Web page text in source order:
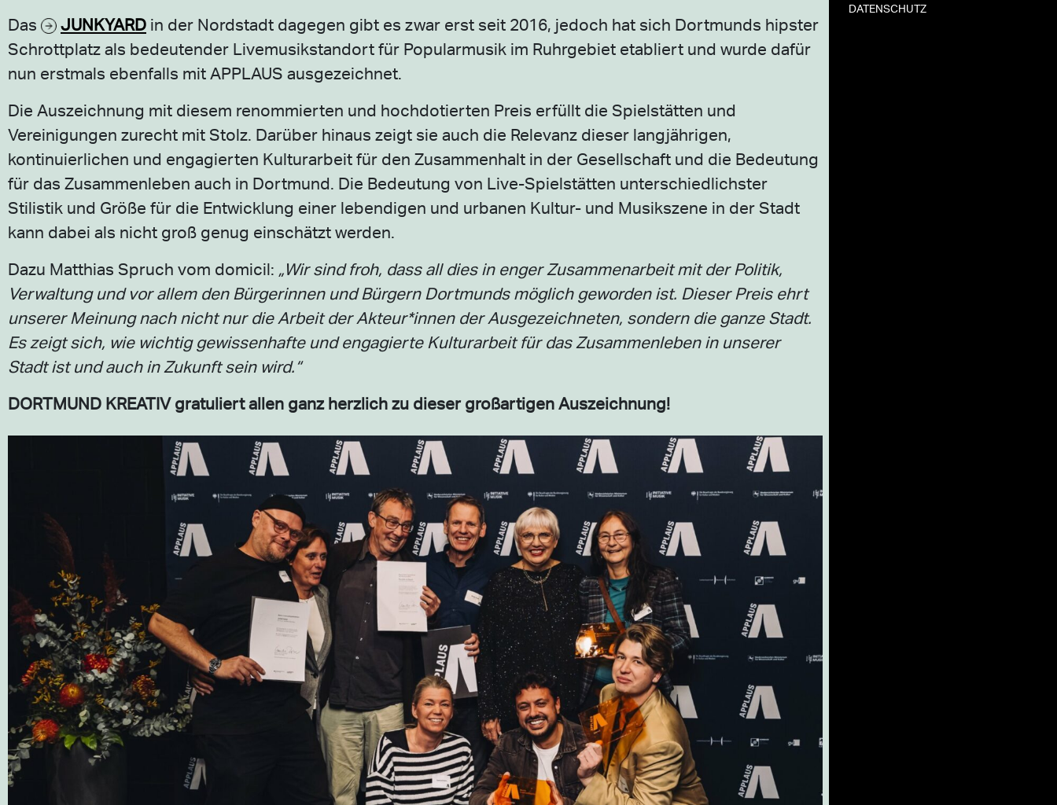
DATENSCHUTZ
Das
JUNKYARD in der Nordstadt dagegen gibt es zwar erst seit 2016, jedoch hat sich Dortmunds hipster
Schrottplatz als bedeutender Livemusikstandort für Popularmusik im Ruhrgebiet etabliert und wurde dafür
nun erstmals ebenfalls mit APPLAUS ausgezeichnet.
Die Auszeichnung mit diesem renommierten und hochdotierten Preis erfüllt die Spielstätten und
Vereinigungen zurecht mit Stolz. Darüber hinaus zeigt sie auch die Relevanz dieser langjährigen,
kontinuierlichen und engagierten Kulturarbeit für den Zusammenhalt in der Gesellschaft und die Bedeutung
für das Zusammenleben auch in Dortmund. Die Bedeutung von Live-Spielstätten unterschiedlichster
Stilistik und Größe für die Entwicklung einer lebendigen und urbanen Kultur- und Musikszene in der Stadt
kann dabei als nicht groß genug einschätzt werden.
Dazu Matthias Spruch vom domicil: „Wir sind froh, dass all dies in enger Zusammenarbeit mit der Politik,
Verwaltung und vor allem den Bürgerinnen und Bürgern Dortmunds möglich geworden ist. Dieser Preis ehrt
unserer Meinung nach nicht nur die Arbeit der Akteur*innen der Ausgezeichneten, sondern die ganze Stadt.
Es zeigt sich, wie wichtig gewissenhafte und engagierte Kulturarbeit für das Zusammenleben in unserer
Stadt ist und auch in Zukunft sein wird.“
DORTMUND KREATIV gratuliert allen ganz herzlich zu dieser großartigen Auszeichnung!